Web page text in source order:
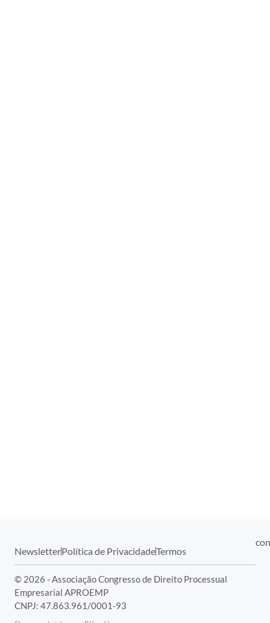
NewsletterPolítica de PrivacidadeTermos
© 2026 - Associação Congresso de Direito Processual
Empresarial APROEMP
CNPJ: 47.863.961/0001-93